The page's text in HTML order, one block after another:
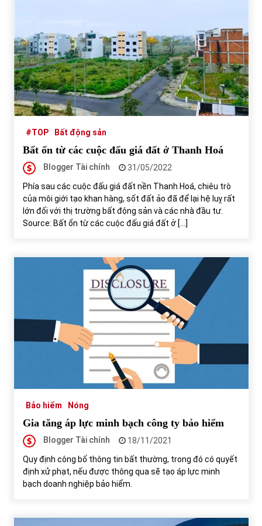
#TOP Bất động sản
Bất ổn từ các cuộc đấu giá đất ở Thanh Hoá
Blogger Tài chính
31/05/2022
Phía sau các cuộc đấu giá đất nền Thanh Hoá, chiêu trò
của môi giới tạo khan hàng, sốt đất ảo đã để lại hệ luỵ rất
lớn đối với thị trường bất động sản và các nhà đầu tư.
Source: Bất ổn từ các cuộc đấu giá đất ở […]
Bảo hiểm Nóng
Gia tăng áp lực minh bạch công ty bảo hiểm
Blogger Tài chính
18/11/2021
Quy định công bố thông tin bất thường, trong đó có quyết
định xử phạt, nếu được thông qua sẽ tạo áp lực minh
bạch doanh nghiệp bảo hiểm.